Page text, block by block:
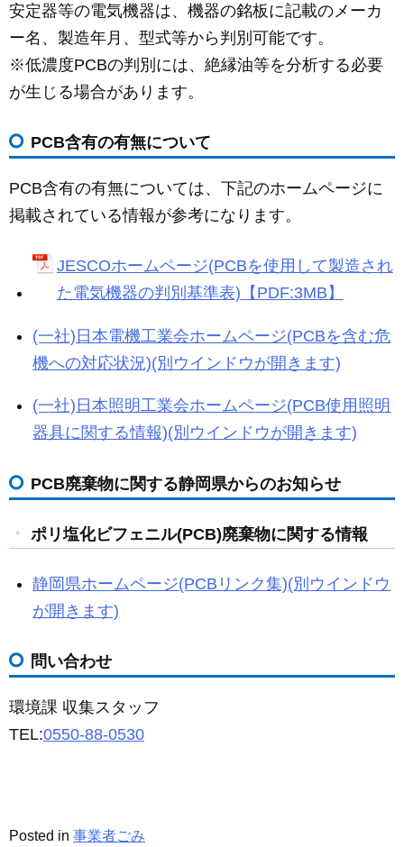
安定器等の電気機器は、機器の銘板に記載のメーカ
ー名、製造年月、型式等から判別可能です。
※低濃度PCBの判別には、絶縁油等を分析する必要
が生じる場合があります。
PCB含有の有無について
PCB含有の有無については、下記のホームページに
掲載されている情報が参考になります。
JESCOホームページ(PCBを使用して製造され
た電気機器の判別基準表)【PDF:3MB】
(一社)日本電機工業会ホームページ(PCBを含む危
機への対応状況)(別ウインドウが開きます)
(一社)日本照明工業会ホームページ(PCB使用照明
器具に関する情報)(別ウインドウが開きます)
PCB廃棄物に関する静岡県からのお知らせ
ポリ塩化ビフェニル(PCB)廃棄物に関する情報
静岡県ホームページ(PCBリンク集)(別ウインドウ
が開きます)
問い合わせ
環境課 収集スタッフ
TEL:0550-88-0530
Posted in 事業者ごみ